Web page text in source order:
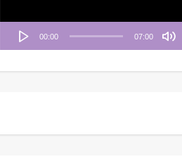
00:00 07:00